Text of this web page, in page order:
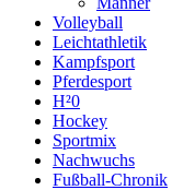
Volleyball
Leichtathletik
Kampfsport
Pferdesport
H²0
Hockey
Sportmix
Nachwuchs
Fußball-Chronik